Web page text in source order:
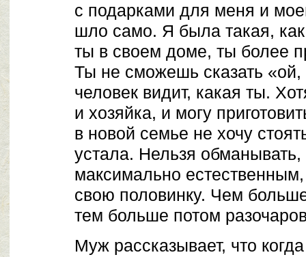
с подарками для меня и
шло само. Я была такая,
ты в своем доме, ты более
Ты не сможешь сказать
человек видит, какая ты.
и хозяйка, и могу
в новой семье не хочу
устала. Нельзя
максимально
свою половинку. Чем
тем больше потом
Муж рассказывает, что